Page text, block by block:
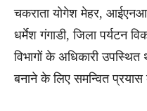
चकराता योगेश मेहर,
धर्मेश गंगाडी, जिला पर्यटन
विभागों के अधिकारी
बनाने के लिए समन्वित